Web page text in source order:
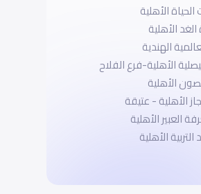
الأهلية
الأهلية
الهندية
الأهلية-فرع الفلاح
الأهلية
الأهلية - عتيقة
العبير الأهلية
الأهلية